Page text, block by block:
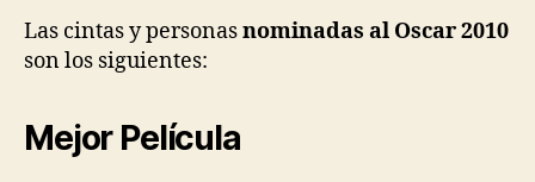
Las cintas y personasnominadas al Oscar 2010
son los siguientes:
Mejor Película